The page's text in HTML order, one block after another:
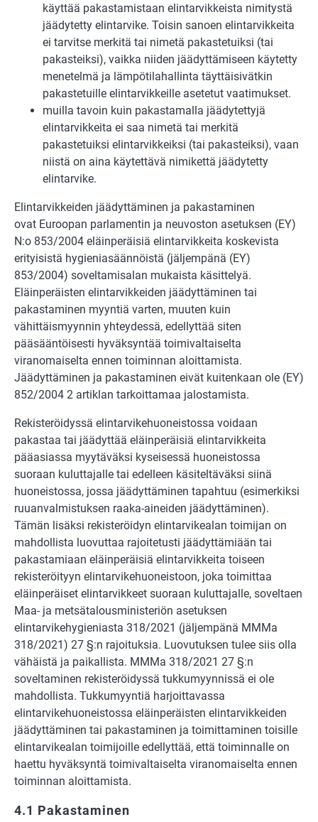
käyttää pakastamistaan elintarvikkeista nimitystä
jäädytetty elintarvike. Toisin sanoen elintarvikkeita
ei tarvitse merkitä tai nimetä pakastetuiksi (tai
pakasteiksi), vaikka niiden jäädyttämiseen käytetty
menetelmä ja lämpötilahallinta täyttäisivätkin
pakastetuille elintarvikkeille asetetut vaatimukset.
muilla tavoin kuin pakastamalla jäädytettyjä
elintarvikkeita ei saa nimetä tai merkitä
pakastetuiksi elintarvikkeiksi (tai pakasteiksi), vaan
niistä on aina käytettävä nimikettä jäädytetty
elintarvike.
Elintarvikkeiden jäädyttäminen ja pakastaminen
ovat Euroopan parlamentin ja neuvoston asetuksen (EY)
N:o 853/2004 eläinperäisiä elintarvikkeita koskevista
erityisistä hygieniasäännöistä (jäljempänä (EY)
853/2004) soveltamisalan mukaista käsittelyä.
Eläinperäisten elintarvikkeiden jäädyttäminen tai
pakastaminen myyntiä varten, muuten kuin
vähittäismyynnin yhteydessä, edellyttää siten
pääsääntöisesti hyväksyntää toimivaltaiselta
viranomaiselta ennen toiminnan aloittamista.
Jäädyttäminen ja pakastaminen eivät kuitenkaan ole (EY)
852/2004 2 artiklan tarkoittamaa jalostamista.
Rekisteröidyssä elintarvikehuoneistossa voidaan
pakastaa tai jäädyttää eläinperäisiä elintarvikkeita
pääasiassa myytäväksi kyseisessä huoneistossa
suoraan kuluttajalle tai edelleen käsiteltäväksi siinä
huoneistossa, jossa jäädyttäminen tapahtuu (esimerkiksi
ruuanvalmistuksen raaka-aineiden jäädyttäminen).
Tämän lisäksi rekisteröidyn elintarvikealan toimijan on
mahdollista luovuttaa rajoitetusti jäädyttämiään tai
pakastamiaan eläinperäisiä elintarvikkeita toiseen
rekisteröityyn elintarvikehuoneistoon, joka toimittaa
eläinperäiset elintarvikkeet suoraan kuluttajalle, soveltaen
Maa- ja metsätalousministeriön asetuksen
elintarvikehygieniasta 318/2021 (jäljempänä MMMa
318/2021) 27 §:n rajoituksia. Luovutuksen tulee siis olla
vähäistä ja paikallista. MMMa 318/2021 27 §:n
soveltaminen rekisteröidyssä tukkumyynnissä ei ole
mahdollista. Tukkumyyntiä harjoittavassa
elintarvikehuoneistossa eläinperäisten elintarvikkeiden
jäädyttäminen tai pakastaminen ja toimittaminen toisille
elintarvikealan toimijoille edellyttää, että toiminnalle on
haettu hyväksyntä toimivaltaiselta viranomaiselta ennen
toiminnan aloittamista.
4.1 Pakastaminen